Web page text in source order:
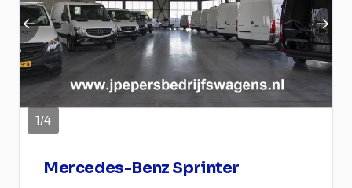
1/4
Mercedes-Benz Sprinter